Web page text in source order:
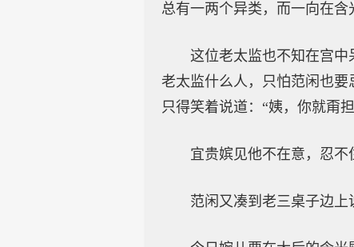
总有一两个异类，而一向在含
这位老太监也不知在宫
老太监什么人，只怕范闲也要
只得笑着说道：“姨，你就甭
宜贵嫔见他不在意，忍不
范闲又凑到老三桌子边上